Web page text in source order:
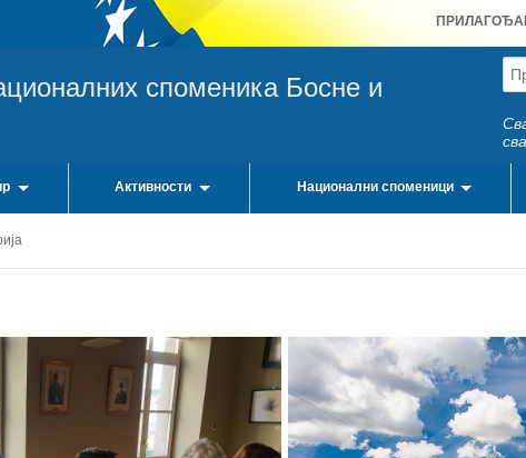
споменика Босне и
Активности Национални споменици